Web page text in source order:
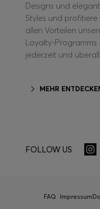
Designs und
Styles und profitiere
allen Vorteilen
Loyalty-Programms
jederzeit und überall.
MEHR
FOLLOW US
FAQ Impressum